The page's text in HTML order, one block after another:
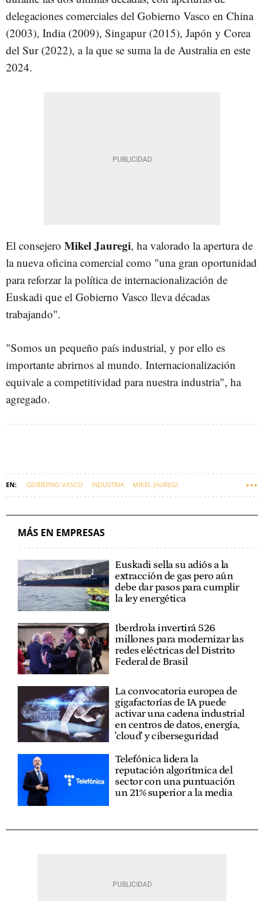
delegaciones comerciales del Gobierno Vasco en China
(2003), India (2009), Singapur (2015), Japón y Corea
del Sur (2022), a la que se suma la de Australia en este
2024.
El consejero Mikel Jauregi, ha valorado la apertura de
la nueva oficina comercial como "una gran oportunidad
para reforzar la política de internacionalización de
Euskadi que el Gobierno Vasco lleva décadas
trabajando".
"Somos un pequeño país industrial, y por ello es
importante abrirnos al mundo. Internacionalización
equivale a competitividad para nuestra industria", ha
agregado.
GOBIERNO VASCO INDUSTRIA MIKEL JAUREGI
MÁS EN EMPRESAS
Euskadi sella su adiós a la
extracción de gas pero aún
debe dar pasos para cumplir
la ley energética
Iberdrola invertirá 526
millones para modernizar las
redes eléctricas del Distrito
Federal de Brasil
La convocatoria europea de
gigafactorías de IA puede
activar una cadena industrial
en centros de datos, energía,
'cloud' y ciberseguridad
Telefónica lidera la
reputación algorítmica del
sector con una puntuación
un 21% superior a la media